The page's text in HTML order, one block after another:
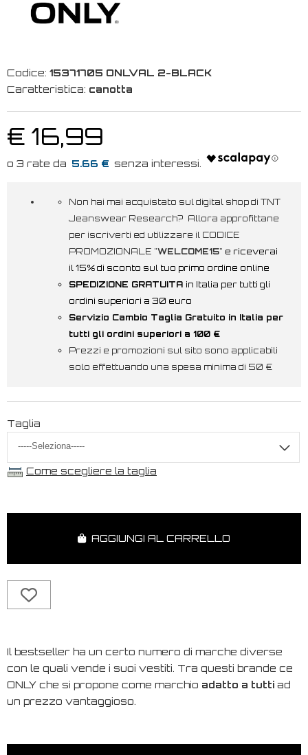
Codice: 15371705 ONLVAL 2-BLACK
Caratteristica: canotta
€ 16,99
5.66 €
Non hai mai acquistato sul digital shop di TNT
Jeanswear Research? Allora approfittane
per iscriverti ed utilizzare il CODICE
PROMOZIONALE "WELCOME15" e riceverai
il 15% di sconto sul tuo primo ordine online
SPEDIZIONE GRATUITA in Italia per tutti gli
ordini superiori a 30 euro
Servizio Cambio Taglia Gratuito in Italia per
tutti gli ordini superiori a 100 €
Prezzi e promozioni sul sito sono applicabili
solo effettuando una spesa minima di 50 €
Taglia
Come scegliere la taglia
AGGIUNGI AL CARRELLO
Il bestseller ha un certo numero di marche diverse
con le quali vende i suoi vestiti. Tra questi brande ce
ONLY che si propone come marchio adatto a tutti ad
un prezzo vantaggioso.